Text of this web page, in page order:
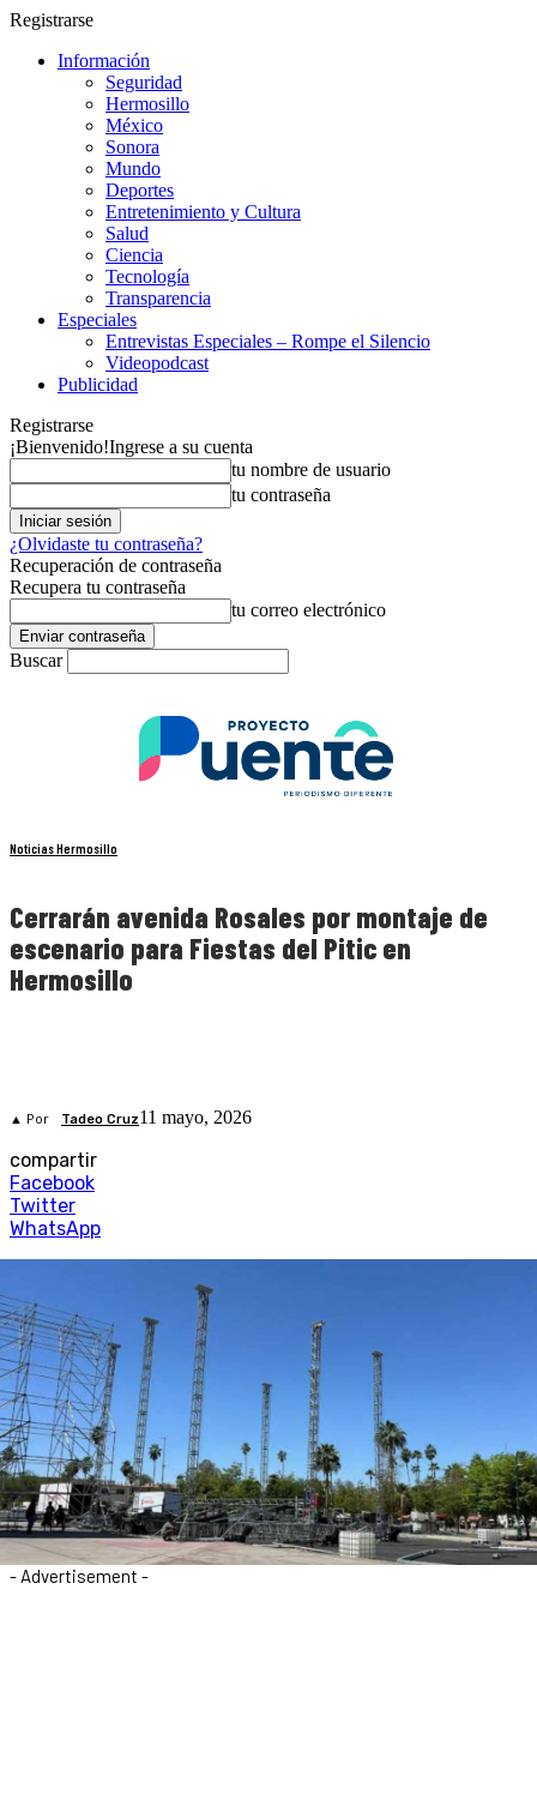
Registrarse
Información
Seguridad
Hermosillo
México
Sonora
Mundo
Deportes
Entretenimiento y Cultura
Salud
Ciencia
Tecnología
Transparencia
Especiales
Entrevistas Especiales – Rompe el Silencio
Videopodcast
Publicidad
Registrarse
¡Bienvenido!Ingrese a su cuenta
tu nombre de usuario
tu contraseña
¿Olvidaste tu contraseña?
Recuperación de contraseña
Recupera tu contraseña
tu correo electrónico
Buscar
Noticias Hermosillo
Cerrarán avenida Rosales por montaje de
escenario para Fiestas del Pitic en
Hermosillo
▲ Por Tadeo Cruz11 mayo, 2026
compartir
Facebook
Twitter
WhatsApp
- Advertisement -